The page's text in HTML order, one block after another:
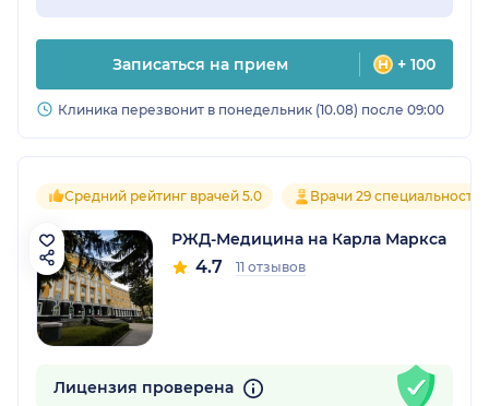
Записаться на прием + 100
Клиника перезвонит в понедельник (10.08) после 09:00
Средний рейтинг врачей 5.0 Врачи 29 специальностей
РЖД-Медицина на Карла Маркса
4.7 11 отзывов
Лицензия проверена